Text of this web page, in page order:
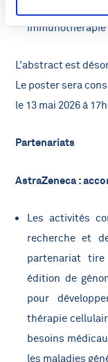
immunothérapie
L'abstract est
Le poster sera
le 13 mai 2026 à
Partenariats
AstraZeneca :
Les activités
recherche et
partenariat
édition de
pour
thérapie
besoins
les maladies